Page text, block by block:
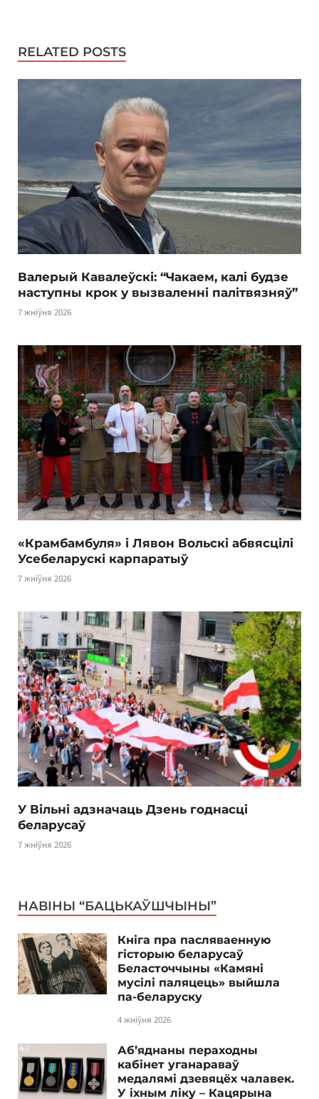
RELATED POSTS
Валерый Кавалеўскі: “Чакаем, калі будзе
наступны крок у вызваленні палітвязняў”
7 жніўня 2026
«Крамбамбуля» і Лявон Вольскі абвясцілі
Усебеларускі карпаратыў
7 жніўня 2026
У Вільні адзначаць Дзень годнасці
беларусаў
7 жніўня 2026
НАВІНЫ “БАЦЬКАЎШЧЫНЫ”
Кніга пра пасляваенную
гісторыю беларусаў
Беласточчыны «Камяні
мусілі паляцець» выйшла
па-беларуску
4 жніўня 2026
Аб’яднаны пераходны
кабінет уганараваў
медалямі дзевяцёх чалавек.
У іхным ліку – Кацярына